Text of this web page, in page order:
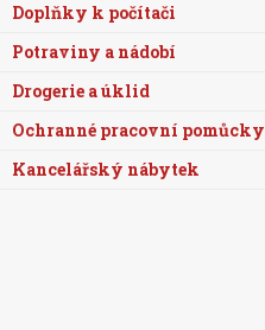
Doplňky k počítači
Potraviny a nádobí
Drogerie a úklid
Ochranné pracovní pomůcky
Kancelářský nábytek